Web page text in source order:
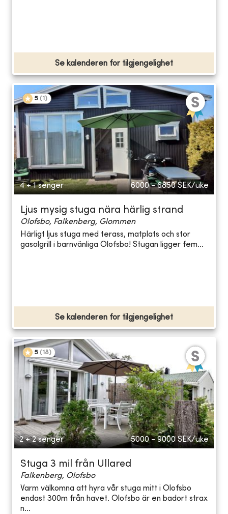
Se kalenderen for tilgjengelighet
5 (1 )
4 + 1 senger 6000 - 6850 SEK/uke
Ljus mysig stuga nära härlig strand
Olofsbo, Falkenberg, Glommen
Härligt ljus stuga med terass, matplats och stor
gasolgrill i barnvänliga Olofsbo! Stugan ligger fem...
Se kalenderen for tilgjengelighet
5 (18)
2 + 2 senger 5000 - 9000 SEK/uke
Stuga 3 mil från Ullared
Falkenberg, Olofsbo
Varm välkomna att hyra vår stuga mitt i Olofsbo
endast 300m från havet. Olofsbo är en badort strax
n...